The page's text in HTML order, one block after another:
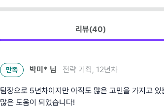
리뷰(40)
만족 박미* 님 전략 기획, 12년차
팀장으로 5년차이지만 아직도 많은 고민을 가지고 있
많은 도움이 되었습니다!